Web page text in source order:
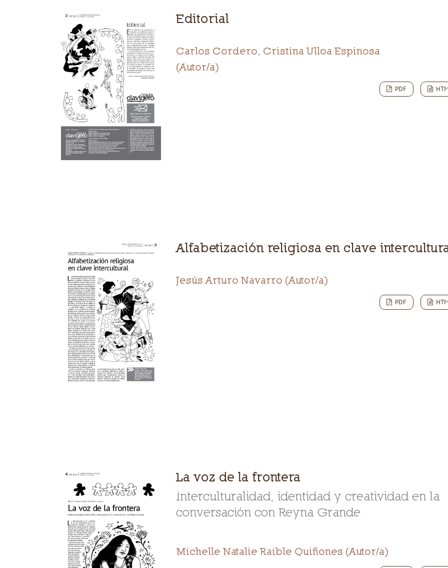
Editorial
Carlos Cordero, Cristina Ulloa Espinosa
(Autor/a)
PDF
Alfabetización religiosa en clave
Jesús Arturo Navarro (Autor/a)
PDF
La voz de la frontera
Interculturalidad, identidad y creatividad en la
conversación con Reyna Grande
Michelle Natalie Raible Quiñones (Autor/a)